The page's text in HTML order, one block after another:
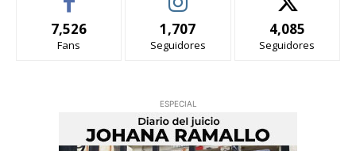
7,526
Fans
1,707
Seguidores
4,085
Seguidores
ESPECIAL